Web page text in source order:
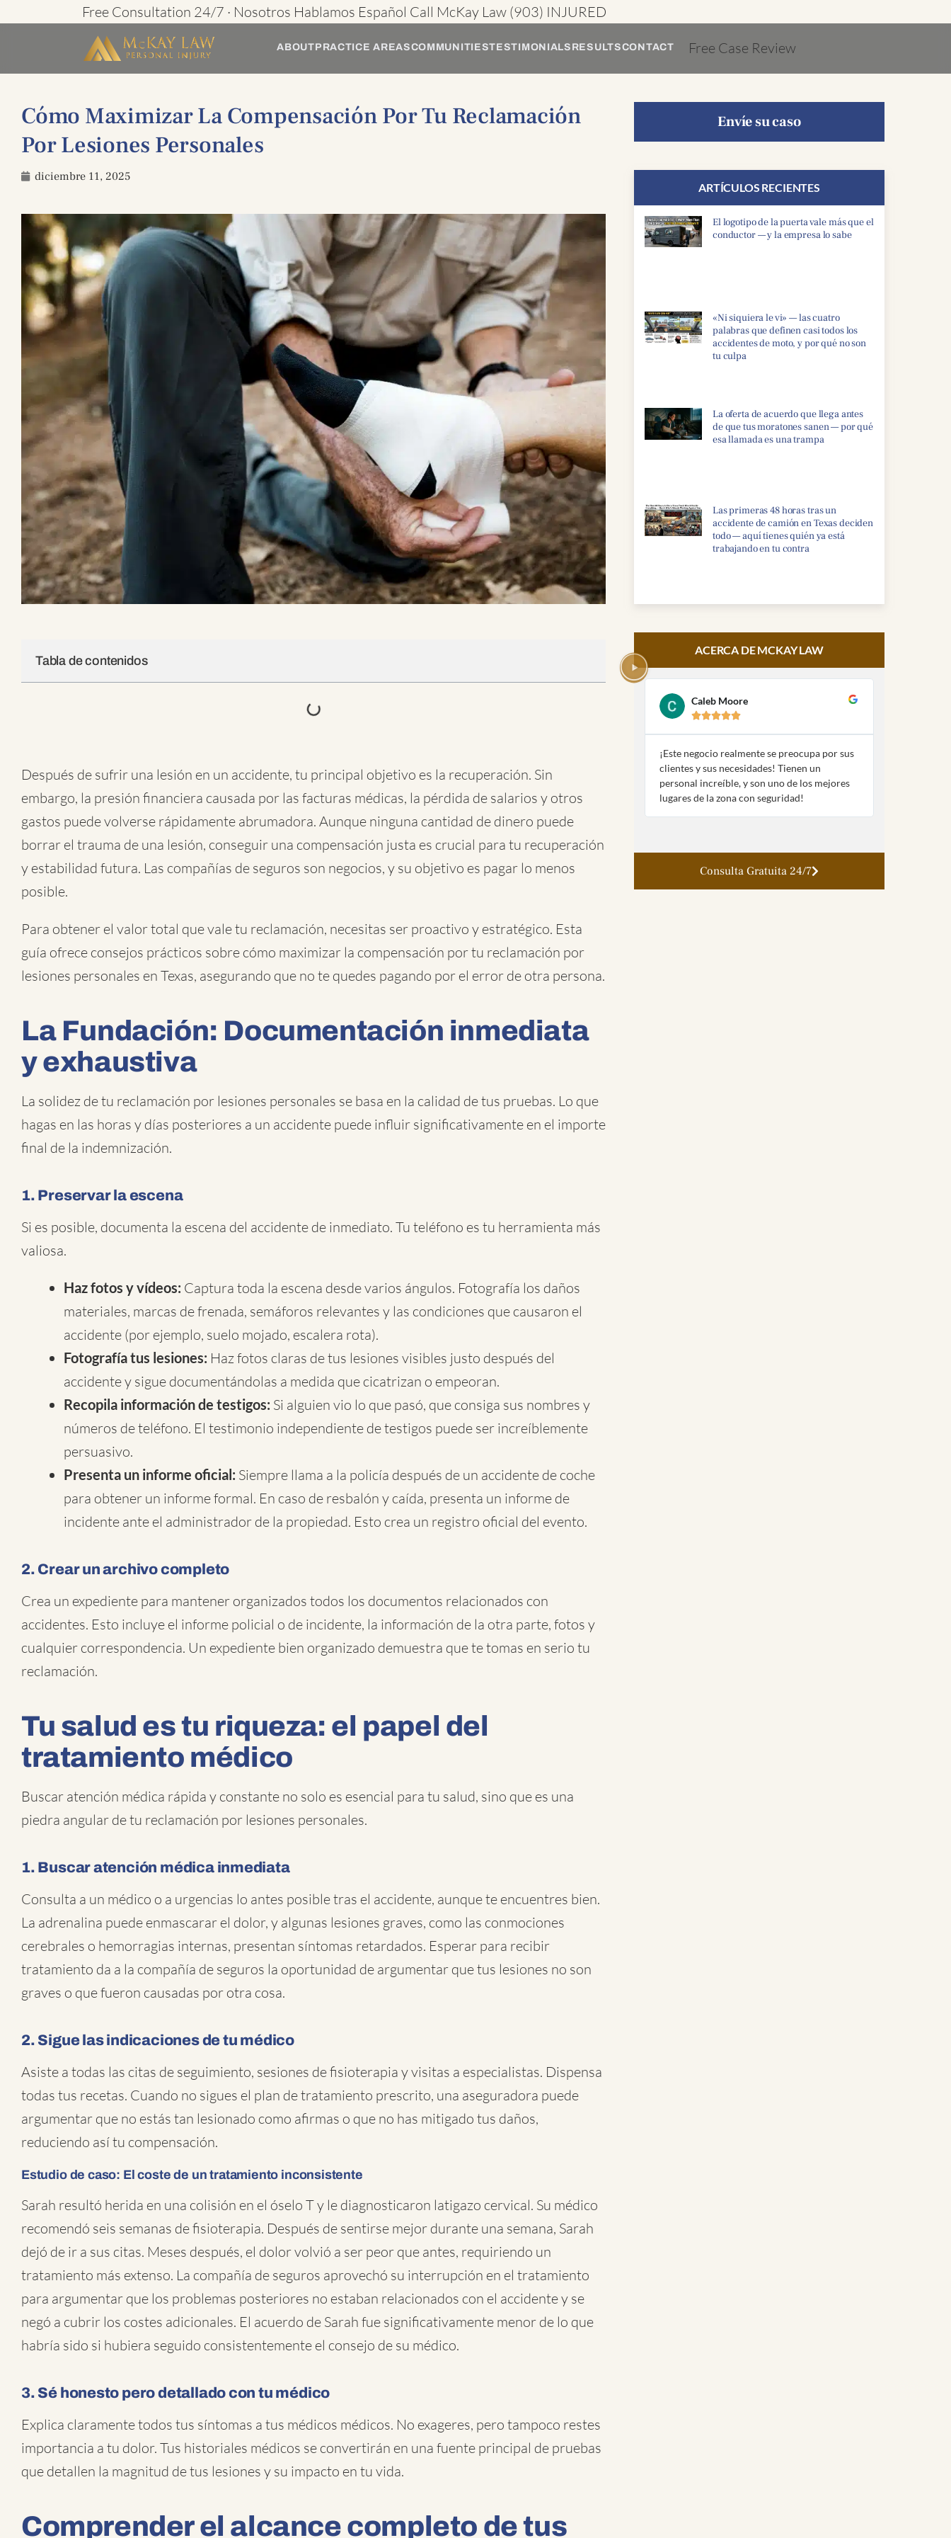
Free Consultation 24/7 · Nosotros Hablamos Español Call McKay Law (903) INJURED
ABOUTPRACTICE AREASCOMMUNITIESTESTIMONIALS RESULTSCONTACT Free Case Review
Cómo Maximizar La Compensación Por Tu Reclamación
Por Lesiones Personales
diciembre 11, 2025
Tabla de contenidos
Después de sufrir una lesión en un accidente, tu principal objetivo es la recuperación. Sin
embargo, la presión financiera causada por las facturas médicas, la pérdida de salarios y otros
gastos puede volverse rápidamente abrumadora. Aunque ninguna cantidad de dinero puede
borrar el trauma de una lesión, conseguir una compensación justa es crucial para tu recuperación
y estabilidad futura. Las compañías de seguros son negocios, y su objetivo es pagar lo menos
posible.
Para obtener el valor total que vale tu reclamación, necesitas ser proactivo y estratégico. Esta
guía ofrece consejos prácticos sobre cómo maximizar la compensación por tu reclamación por
lesiones personales en Texas, asegurando que no te quedes pagando por el error de otra persona.
La Fundación: Documentación inmediata
y exhaustiva
La solidez de tu reclamación por lesiones personales se basa en la calidad de tus pruebas. Lo que
hagas en las horas y días posteriores a un accidente puede influir significativamente en el importe
final de la indemnización.
1. Preservar la escena
Si es posible, documenta la escena del accidente de inmediato. Tu teléfono es tu herramienta más
valiosa.
Haz fotos y vídeos: Captura toda la escena desde varios ángulos. Fotografía los daños
materiales, marcas de frenada, semáforos relevantes y las condiciones que causaron el
accidente (por ejemplo, suelo mojado, escalera rota).
Fotografía tus lesiones: Haz fotos claras de tus lesiones visibles justo después del
accidente y sigue documentándolas a medida que cicatrizan o empeoran.
Recopila información de testigos: Si alguien vio lo que pasó, que consiga sus nombres y
números de teléfono. El testimonio independiente de testigos puede ser increíblemente
persuasivo.
Presenta un informe oficial: Siempre llama a la policía después de un accidente de coche
para obtener un informe formal. En caso de resbalón y caída, presenta un informe de
incidente ante el administrador de la propiedad. Esto crea un registro oficial del evento.
2. Crear un archivo completo
Crea un expediente para mantener organizados todos los documentos relacionados con
accidentes. Esto incluye el informe policial o de incidente, la información de la otra parte, fotos y
cualquier correspondencia. Un expediente bien organizado demuestra que te tomas en serio tu
reclamación.
Tu salud es tu riqueza: el papel del
tratamiento médico
Buscar atención médica rápida y constante no solo es esencial para tu salud, sino que es una
piedra angular de tu reclamación por lesiones personales.
1. Buscar atención médica inmediata
Consulta a un médico o a urgencias lo antes posible tras el accidente, aunque te encuentres bien.
La adrenalina puede enmascarar el dolor, y algunas lesiones graves, como las conmociones
cerebrales o hemorragias internas, presentan síntomas retardados. Esperar para recibir
tratamiento da a la compañía de seguros la oportunidad de argumentar que tus lesiones no son
graves o que fueron causadas por otra cosa.
2. Sigue las indicaciones de tu médico
Asiste a todas las citas de seguimiento, sesiones de fisioterapia y visitas a especialistas. Dispensa
todas tus recetas. Cuando no sigues el plan de tratamiento prescrito, una aseguradora puede
argumentar que no estás tan lesionado como afirmas o que no has mitigado tus daños,
reduciendo así tu compensación.
Estudio de caso: El coste de un tratamiento inconsistente
Sarah resultó herida en una colisión en el óselo T y le diagnosticaron latigazo cervical. Su médico
recomendó seis semanas de fisioterapia. Después de sentirse mejor durante una semana, Sarah
dejó de ir a sus citas. Meses después, el dolor volvió a ser peor que antes, requiriendo un
tratamiento más extenso. La compañía de seguros aprovechó su interrupción en el tratamiento
para argumentar que los problemas posteriores no estaban relacionados con el accidente y se
negó a cubrir los costes adicionales. El acuerdo de Sarah fue significativamente menor de lo que
habría sido si hubiera seguido consistentemente el consejo de su médico.
3. Sé honesto pero detallado con tu médico
Explica claramente todos tus síntomas a tus médicos médicos. No exageres, pero tampoco restes
importancia a tu dolor. Tus historiales médicos se convertirán en una fuente principal de pruebas
que detallen la magnitud de tus lesiones y su impacto en tu vida.
Comprender el alcance completo de tus
Envíe su caso
ARTÍCULOS RECIENTES
El logotipo de la puerta vale más que el
conductor — y la empresa lo sabe
«Ni siquiera le vi» — las cuatro
palabras que definen casi todos los
accidentes de moto, y por qué no son
tu culpa
La oferta de acuerdo que llega antes
de que tus moratones sanen — por qué
esa llamada es una trampa
Las primeras 48 horas tras un
accidente de camión en Texas deciden
todo — aquí tienes quién ya está
trabajando en tu contra
ACERCA DE MCKAY LAW
Caleb Moore

¡Este negocio realmente se preocupa por sus
clientes y sus necesidades! Tienen un
personal increíble, y son uno de los mejores
lugares de la zona con seguridad!
Consulta Gratuita 24/7